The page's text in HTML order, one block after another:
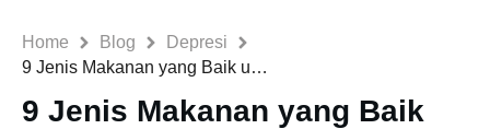
Home Blog
Depresi
9 Jenis Makanan yang Baik untuk Penderita Depresi dan Gampang Dicari
9 Jenis Makanan yang Baik